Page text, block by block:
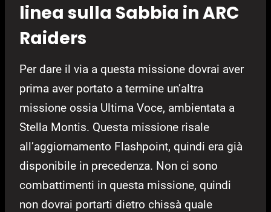
linea sulla Sabbia in ARC
Raiders
Per dare il via a questa missione dovrai aver
prima aver portato a termine un’altra
missione ossia Ultima Voce, ambientata a
Stella Montis. Questa missione risale
all’aggiornamento Flashpoint, quindi era già
disponibile in precedenza. Non ci sono
combattimenti in questa missione, quindi
non dovrai portarti dietro chissà quale